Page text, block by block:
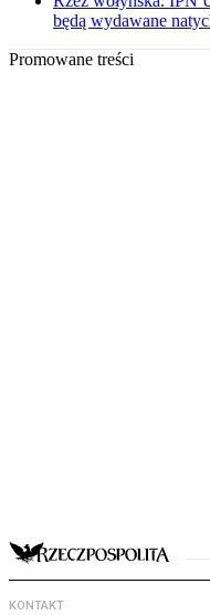
będą wydawane
Promowane treści
KONTAKT